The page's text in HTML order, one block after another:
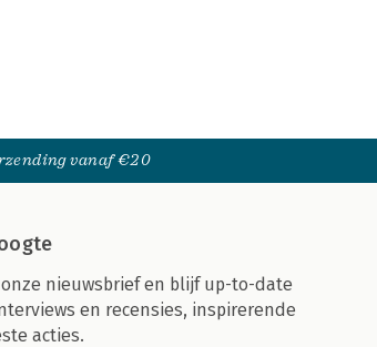
vanaf €20
nieuwsbrief en blijf up-to-date
en recensies, inspirerende
acties.